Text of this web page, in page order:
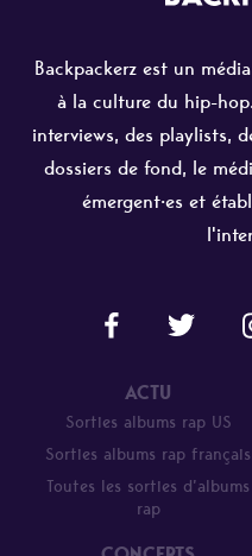
Backpackerz est un
à la culture du hip-
interviews, des playlists,
dossiers de fond, le
émergent·es et
ACTU
Sorties albums rap US
Sorties albums rap français
Toutes les sorties d’albums
rap